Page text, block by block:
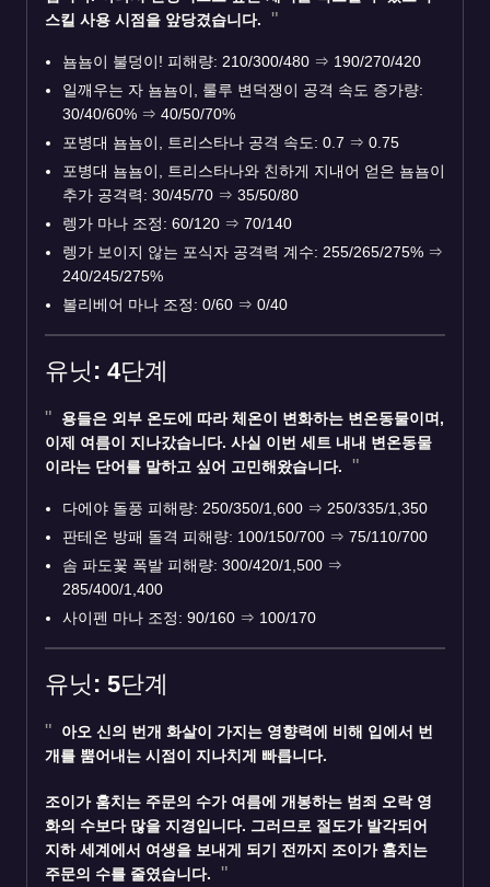
스킬 사용 시점을 앞당겼습니다.
뇸뇸이 불덩이! 피해량: 210/300/480 ⇒ 190/270/420
일깨우는 자 뇸뇸이, 룰루 변덕쟁이 공격 속도 증가량:
30/40/60% ⇒ 40/50/70%
포병대 뇸뇸이, 트리스타나 공격 속도: 0.7 ⇒ 0.75
포병대 뇸뇸이, 트리스타나와 친하게 지내어 얻은 뇸뇸이
추가 공격력: 30/45/70 ⇒ 35/50/80
렝가 마나 조정: 60/120 ⇒ 70/140
렝가 보이지 않는 포식자 공격력 계수: 255/265/275% ⇒
240/245/275%
볼리베어 마나 조정: 0/60 ⇒ 0/40
유닛: 4단계
용들은 외부 온도에 따라 체온이 변화하는 변온동물이며,
이제 여름이 지나갔습니다. 사실 이번 세트 내내 변온동물
이라는 단어를 말하고 싶어 고민해왔습니다.
다에야 돌풍 피해량: 250/350/1,600 ⇒ 250/335/1,350
판테온 방패 돌격 피해량: 100/150/700 ⇒ 75/110/700
솜 파도꽃 폭발 피해량: 300/420/1,500 ⇒
285/400/1,400
사이펜 마나 조정: 90/160 ⇒ 100/170
유닛: 5단계
아오 신 의 번개 화살이 가지는 영향력에 비해 입에서 번
개를 뿜어내는 시점이 지나치게 빠릅니다.
조이 가 훔치는 주문의 수가 여름에 개봉하는 범죄 오락 영
화의 수보다 많을 지경입니다. 그러므로 절도가 발각되어
지하 세계에서 여생을 보내게 되기 전까지 조이가 훔치는
주문의 수를 줄였습니다.